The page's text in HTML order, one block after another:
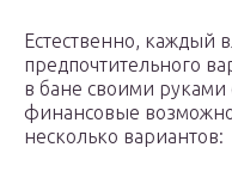
Естественно, каждый
предпочтительного
в бане своими руками
финансовые
несколько вариантов: